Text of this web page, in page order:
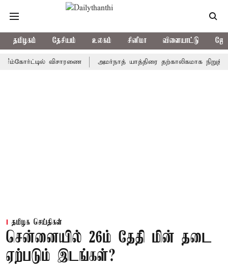
தமிழகம் தேசியம் உலகம் சினிமா விளையாட்டு
விசாரணை அமர்நாத் யாத்திரை தற்காலிகமாக நிறுத்தம்
தமிழக செய்திகள்
சென்னையில் 26ம் தேதி மின் தடை
ஏற்படும் இடங்கள்?